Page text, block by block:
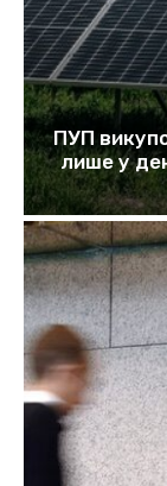
ПУП
лише у